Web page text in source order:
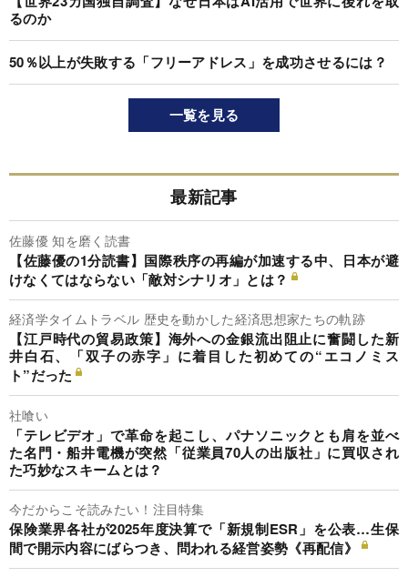
るのか
50％以上が失敗する「フリーアドレス」を成功させるには？
一覧を見る
最新記事
佐藤優 知を磨く読書
【佐藤優の1分読書】国際秩序の再編が加速する中、日本が避
けなくてはならない「敵対シナリオ」とは？
経済学タイムトラベル 歴史を動かした経済思想家たちの軌跡
【江戸時代の貿易政策】海外への金銀流出阻止に奮闘した新
井白石、「双子の赤字」に着目した初めての“エコノミス
ト”だった
社喰い
「テレビデオ」で革命を起こし、パナソニックとも肩を並べ
た名門・船井電機が突然「従業員70人の出版社」に買収され
た巧妙なスキームとは？
今だからこそ読みたい！注目特集
保険業界各社が2025年度決算で「新規制ESR」を公表…生保
間で開示内容にばらつき、問われる経営姿勢《再配信》